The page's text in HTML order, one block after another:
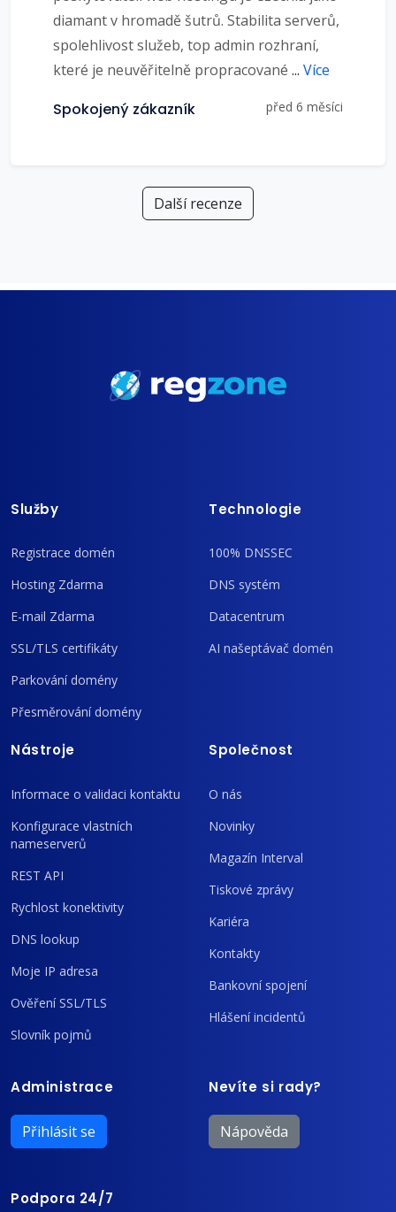
diamant v hromadě šutrů. Stabilita serverů,
spolehlivost služeb, top admin rozhraní,
které je neuvěřitelně propracované ... Více
Spokojený zákazník před 6 měsíci
Další recenze
Služby
Registrace domén
Hosting Zdarma
E-mail Zdarma
SSL/TLS certifikáty
Parkování domény
Přesměrování domény
Technologie
100% DNSSEC
DNS systém
Datacentrum
AI našeptávač domén
Nástroje
Informace o validaci kontaktu
Konfigurace vlastních
nameserverů
REST API
Rychlost konektivity
DNS lookup
Moje IP adresa
Ověření SSL/TLS
Slovník pojmů
Společnost
O nás
Novinky
Magazín Interval
Tiskové zprávy
Kariéra
Kontakty
Bankovní spojení
Hlášení incidentů
Administrace
Přihlásit se
Nevíte si rady?
Nápověda
Podpora 24/7